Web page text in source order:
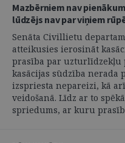
Mazbērniem nav
lūdzējs nav par viņiem
Senāta Civillietu
atteikusies ierosināt
prasība par uzturlīdzekļu
kasācijas sūdzība nerada
izspriesta nepareizi, kā
veidošanā. Līdz ar to
spriedums, ar kuru